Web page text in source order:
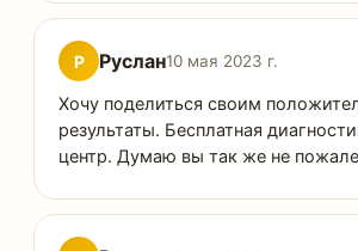
Р Руслан10 мая 2023 г.
Хочу поделиться своим
результаты. Бесплатная
центр. Думаю вы так же не